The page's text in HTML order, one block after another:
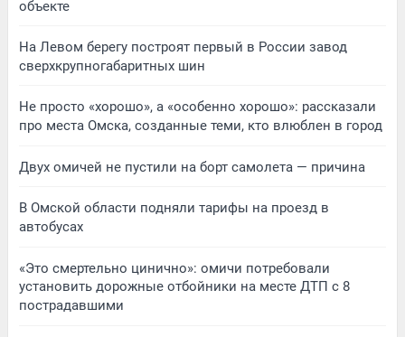
объекте
На Левом берегу построят первый в России завод
сверхкрупногабаритных шин
Не просто «хорошо», а «особенно хорошо»: рассказали
про места Омска, созданные теми, кто влюблен в город
Двух омичей не пустили на борт самолета — причина
В Омской области подняли тарифы на проезд в
автобусах
«Это смертельно цинично»: омичи потребовали
установить дорожные отбойники на месте ДТП с 8
пострадавшими